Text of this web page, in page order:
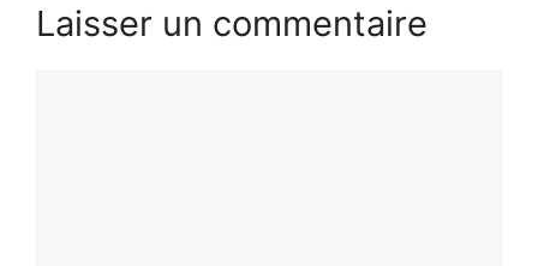
Laisser un commentaire